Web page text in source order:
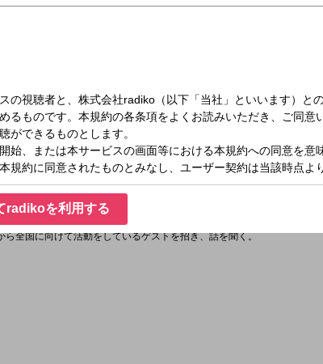
ーンのメンバーのことを語るほか、ときにはゲストも招き話を聴く。 日
川西幸一。
イルをスタート。
全国に向けて活動をしているゲストを招き、話を聞く。
radikoを利用する